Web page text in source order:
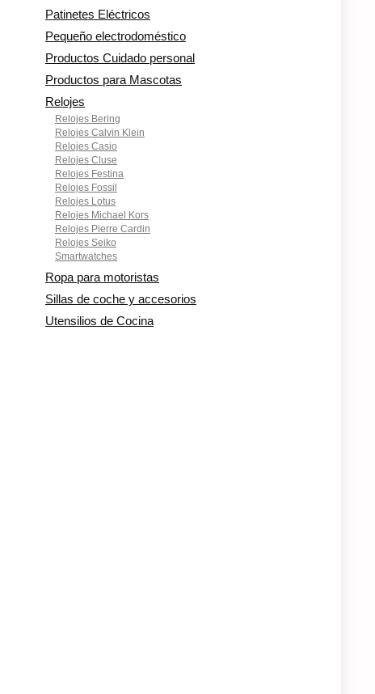
Patinetes Eléctricos
Pequeño electrodoméstico
Productos Cuidado personal
Productos para Mascotas
Relojes
Relojes Bering
Relojes Calvin Klein
Relojes Casio
Relojes Cluse
Relojes Festina
Relojes Fossil
Relojes Lotus
Relojes Michael Kors
Relojes Pierre Cardin
Relojes Seiko
Smartwatches
Ropa para motoristas
Sillas de coche y accesorios
Utensilios de Cocina